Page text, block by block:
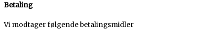
Betaling
Vi modtager følgende betalingsmidler